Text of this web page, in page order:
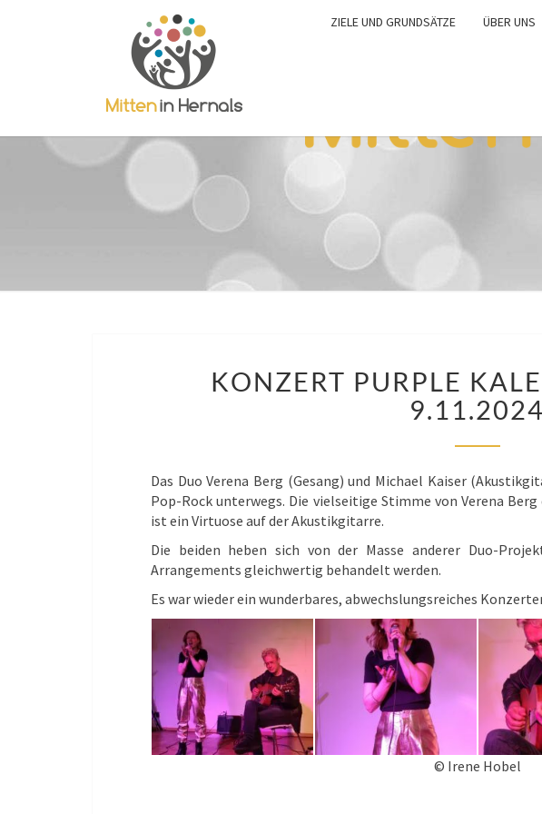
ZIELE UND GRUNDSÄTZE ÜBER UNS
PURPLE
AM
KONZERT PURPLE
9.11.2024
Das Duo Verena Berg (Gesang) und Michael Kaiser
Pop-Rock unterwegs. Die vielseitige Stimme von Verena
ist ein Virtuose auf der Akustikgitarre.
Die beiden heben sich von der Masse anderer Duo-
Arrangements gleichwertig behandelt werden.
Es war wieder ein wunderbares, abwechslungsreiches
© Irene Hobel